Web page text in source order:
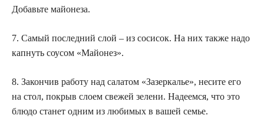
Добавьте майонеза.
7. Самый последний слой – из сосисок. На них также надо
капнуть соусом «Майонез».
8. Закончив работу над салатом «Зазеркалье», несите его
на стол, покрыв слоем свежей зелени. Надеемся, что это
блюдо станет одним из любимых в вашей семье.